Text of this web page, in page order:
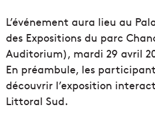
L’événement aura lieu au
des Expositions du parc
Auditorium), mardi 29 avril
En préambule, les
découvrir l’exposition
Littoral Sud.